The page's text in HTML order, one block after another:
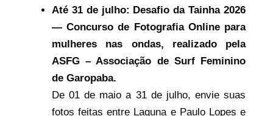
Até 31 de julho: Desafio da Tainha 2026
— Concurso de Fotografia Online para
mulheres nas ondas, realizado pela
ASFG – Associação de Surf Feminino
de Garopaba.
De 01 de maio a 31 de julho, envie suas
fotos feitas entre Laguna e Paulo Lopes e